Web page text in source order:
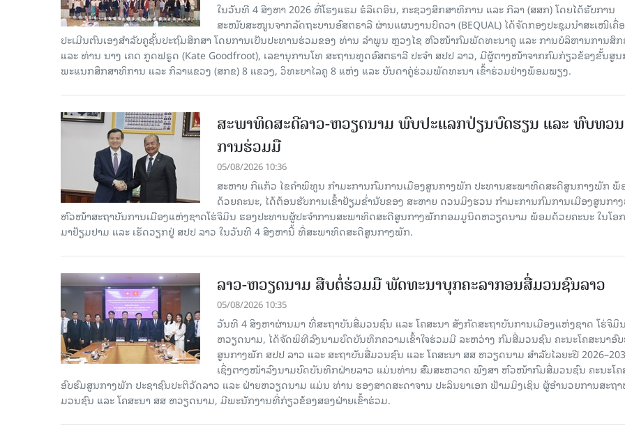
ໃນວັນທີ 4 ສິງຫາ 2026 ທີ່ໂຮງແຮມ ຮໍລິເດອິນ, ກະຊວງສຶກສາທິການ ແລະ ກິລາ (ສສກ) ໂດຍໄດ້ຮັບການ
ສະໜັບສະໜູນຈາກລັດຖະບານອົສຕຣາລີ ຜ່ານແຜນງານບີຄວາ (BEQUAL) ໄດ້ຈັດກອງປະຊຸມນຳສະເໜີເຄື່
ປະເມີນຕົນເອງສຳລັບຄູຊັ້ນປະຖົມສຶກສາ ໂດຍການເປັນປະທານຮ່ວມຂອງ ທ່ານ ລຳພູນ ຫຼວງໄຊ ຫົວໜ້າກົມພັດທະນາຄູ ແລະ ການບໍລິຫານການສຶກ
ແລະ ທ່ານ ນາງ ເຄດ ກູດຟຣູດ (Kate Goodfroot), ເລຂານຸການໂທ ສະຖານທູດອົສຕຣາລີ ປະຈຳ ສປປ ລາວ, ມີຜູ້ຕາງໜ້າຈາກກົມກ່ຽວຂ້ອງຂັ້ນສູນ
ພະແນກສຶກສາທິການ ແລະ ກິລາແຂວງ (ສກຂ) 8 ແຂວງ, ວິທະຍາໄລຄູ 8 ແຫ່ງ ແລະ ບັນດາຄູ່ຮ່ວມພັດທະນາ ເຂົ້າຮ່ວມຢ່າງພ້ອມພຽງ.
ສະພາທິດສະດີລາວ-ຫວຽດນາມ ພົບປະແລກປ່ຽນບົດຮຽນ ແລະ ທົບທວນ
ການຮ່ວມມື
05/08/2026 10:36
ສະຫາຍ ກິແກ້ວ ໄຂຄໍາພິທູນ ກໍາມະການກົມການເມືອງສູນກາງພັກ ປະທານສະພາທິດສະດີສູນກາງພັກ ພ້
ດ້ວຍຄະນະ, ໄດ້ຕ້ອນຮັບການເຂົ້າຢ້ຽມຂໍ່ານັບຂອງ ສະຫາຍ ດວນມິງຮວນ ກໍາມະການກົມການເມືອງສູນກາ
ຫົວໜ້າສະຖາບັນການເມືອງແຫ່ງຊາດໂຮ່ຈິມິນ ຮອງປະທານຜູ້ປະຈໍາການສະພາທິດສະດີສູນກາງພັກກອມມູນິດຫວຽດນາມ ພ້ອມດ້ວຍຄະນະ ໃນໂອ
ມາຢ້ຽມຢາມ ແລະ ເຮັດວຽກຢູ່ ສປປ ລາວ ໃນວັນທີ 4 ສິງຫານີ້ ທີ່ສະພາທິດສະດີສູນກາງພັກ.
ລາວ-ຫວຽດ​ນາມ ສືບ​ຕໍ່​ຮ່ວມ​ມື ພັດທະນາບຸກຄະລາກອນສື່ມວນຊົນລາວ
05/08/2026 10:35
ວັນທີ 4 ສິງຫາຜ່ານ​ມາ ທີ່ສະຖາບັນສື່ມວນຊົນ ແລະ ໂຄສະນາ ສັງກັດສະຖາບັນການເມືອງແຫ່ງຊາດ ໂຮ່ຈິມິ
ຫວຽດນາມ, ໄດ້ຈັດພິທີລົງນາມບົດບັນທຶກຄວາມເຂົ້າໃຈຮ່ວມມື ລະຫວ່າງ ກົມສື່ມວນຊົນ ຄະນະໂຄສະນາອົ
ສູນກາງພັກ ສປປ ລາວ ແລະ ສະຖາບັນສື່ມວນຊົນ ແລະ ໂຄສະນາ ສສ ຫວຽດນາມ ສໍາລັບໄລຍະປີ
ເຊິ່ງຕາງໜ້າລົງນາມບົດບັນທຶກຝ່າຍລາວ ແມ່ນທ່ານ ສົົມສະຫວາດ ພົງສາ ຫົວໜ້າກົມສື່ມວນຊົນ ຄະນະໂຄ
ອົບຮົມສູນກາງພັກ ປະຊາຊົນປະຕິວັດລາວ ແລະ ຝ່າຍຫວຽດນາມ ແມ່ນ ທ່ານ ຮອງສາດສະດາຈານ ປະລິນຍາເອກ ຟ້າມມິງເຊິນ ຜູ້ອໍານວຍການສະຖ
ມວນຊົນ ແລະ ໂຄສະນາ ສສ ຫວຽດນາມ, ມີ​ພະ​ນັກ​ງານ​ທີ່ກ່ຽວຂ້ອງສອງຝ່າຍເຂົ້າຮ່ວມ.